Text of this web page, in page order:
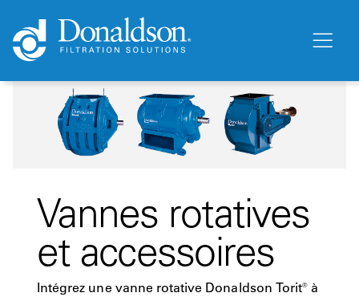
Vannes rotatives
et accessoires
Intégrez une vanne rotative Donaldson Torit® à